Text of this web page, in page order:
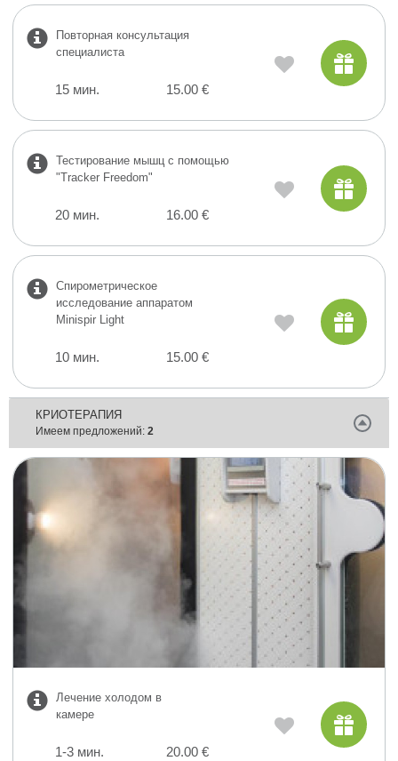
Повторная консультация
специалиста
15 мин. 15.00 €
Тестирование мышц с помощью
"Tracker Freedom"
20 мин. 16.00 €
Спирометрическое
исследование аппаратом
Minispir Light
10 мин. 15.00 €
КРИОТЕРАПИЯ
Имеем предложений: 2
Лечение холодом в
камере
1-3 мин. 20.00 €